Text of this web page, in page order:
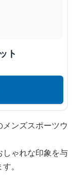
ト
ンズスポーツウ
ゃれな印象を与
。